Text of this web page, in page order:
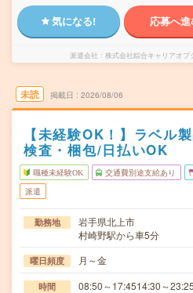
気になる! 応募へ
派遣会社 株式会社綜合キャリアオ
未読 掲載日 2026/08/06
【未経験OK！】ラベル
検査・梱包/日払いOK
職種未経験OK 交通費別途支給あり
派遣
勤務地
岩手県北上市
村崎野駅から車5分
曜日頻度 月～金
時間 08:50～17:4514:30～